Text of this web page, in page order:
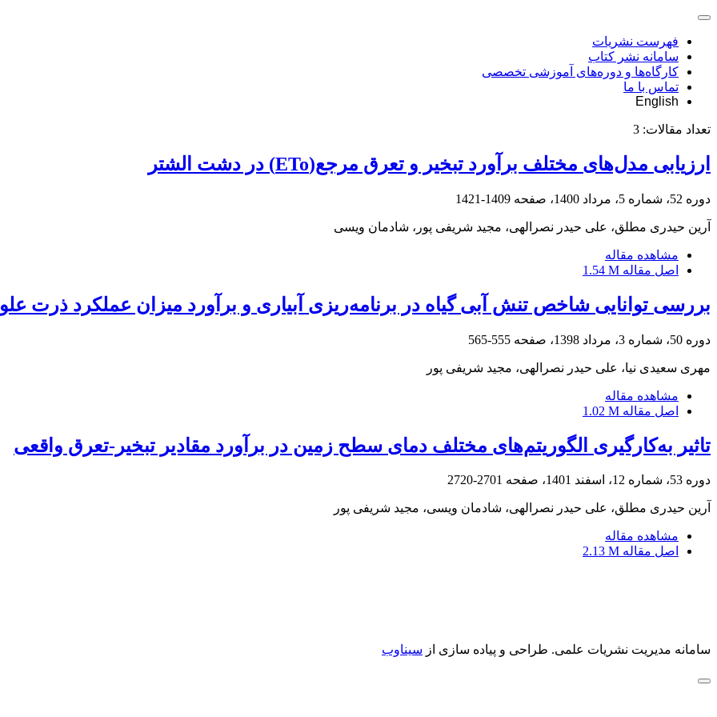
فهرست نشریات
سامانه نشر کتاب
کارگاه‌ها و دوره‌های آموزشی تخصصی
تماس با ما
English
تعداد مقالات: 3
ارزیابی مدل‌های مختلف برآورد تبخیر و تعرق مرجع(ETo) در دشت الشتر
دوره 52، شماره 5، مرداد 1400، صفحه 1409-1421
آرین حیدری مطلق، علی حیدر نصرالهی، مجید شریفی پور، شادمان ویسی
مشاهده مقاله
اصل مقاله 1.54 M
بررسی توانایی شاخص تنش آبی گیاه در برنامه‌ریزی آبیاری و برآورد میزان عملکرد ذرت
دوره 50، شماره 3، مرداد 1398، صفحه 555-565
مهری سعیدی نیا، علی حیدر نصرالهی، مجید شریفی پور
مشاهده مقاله
اصل مقاله 1.02 M
تاثیر به‌کارگیری الگوریتم‌های مختلف دمای سطح زمین در برآورد مقادیر تبخیر-تعرق واقعی
دوره 53، شماره 12، اسفند 1401، صفحه 2701-2720
آرین حیدری مطلق، علی حیدر نصرالهی، شادمان ویسی، مجید شریفی پور
مشاهده مقاله
اصل مقاله 2.13 M
سامانه مدیریت نشریات علمی. طراحی و پیاده سازی از سیناوب